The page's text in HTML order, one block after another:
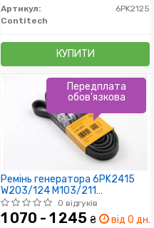
Артикул:
6PK2125
Contitech
КУПИТИ
Ремінь генератора 6PK2415
W203/124 M103/211
M272/W221 M273
0 відгуків
1 070 - 1 245 ₴ від 0 дн.
Передплата
обов'язкова